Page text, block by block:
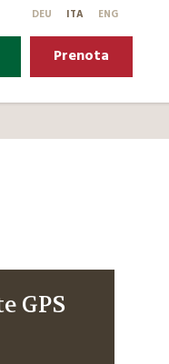
DEU ITA ENG
Prenota
GPS